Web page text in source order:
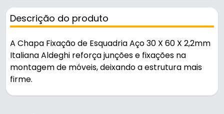
Descrição do produto
A Chapa Fixação de Esquadria Aço 30 X 60 X 2,2mm
Italiana Aldeghi reforça junções e fixações na
montagem de móveis, deixando a estrutura mais
firme.